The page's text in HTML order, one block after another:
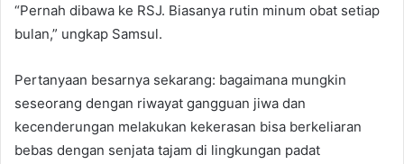
“Pernah dibawa ke RSJ. Biasanya rutin minum obat setiap
bulan,” ungkap Samsul.
Pertanyaan besarnya sekarang: bagaimana mungkin
seseorang dengan riwayat gangguan jiwa dan
kecenderungan melakukan kekerasan bisa berkeliaran
bebas dengan senjata tajam di lingkungan padat